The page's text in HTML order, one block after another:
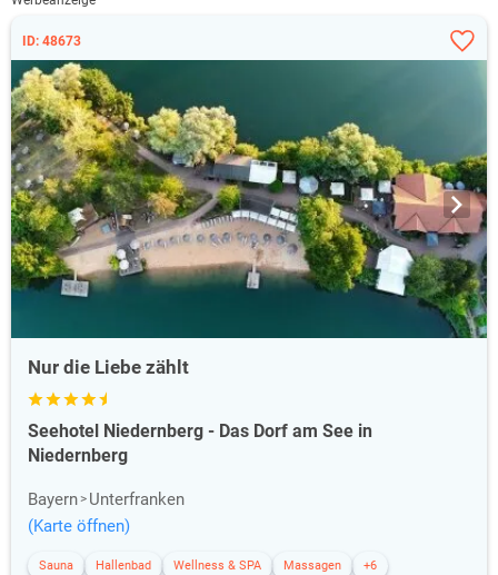
ID: 48673
Nur die Liebe zählt
Seehotel Niedernberg - Das Dorf am See in
Niedernberg
Bayern
Unterfranken
(Karte öffnen)
Sauna Hallenbad Wellness & SPA Massagen +6